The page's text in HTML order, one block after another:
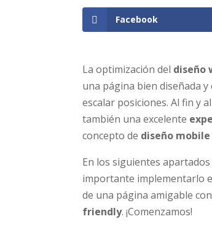
Facebook
La optimización del diseño
una página bien diseñada
escalar posiciones. Al fin y
también una excelente
concepto de diseño
En los siguientes
importante implementarlo
de una página amigable
friendly. ¡Comenzamos!